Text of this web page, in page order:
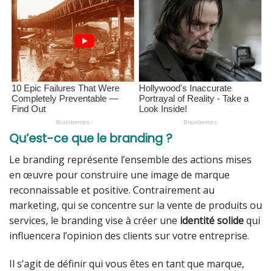
Qu’est-ce que le branding ?
Le branding représente l’ensemble des actions mises
en œuvre pour construire une image de marque
reconnaissable et positive. Contrairement au
marketing, qui se concentre sur la vente de produits ou
services, le branding vise à créer une identité solidequi
influencera l’opinion des clients sur votre entreprise.
Il s’agit de définir qui vous êtes en tant que marque,